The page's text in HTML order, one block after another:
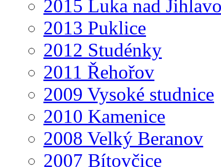
2015 Luka nad
2013 Puklice
2012 Studénky
2011 Řehořov
2009 Vysoké studnice
2010 Kamenice
2008 Velký Beranov
2007 Bítovčice